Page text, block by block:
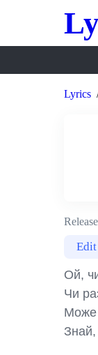
Lyrics
Ой,
Чи
Може
Знай,